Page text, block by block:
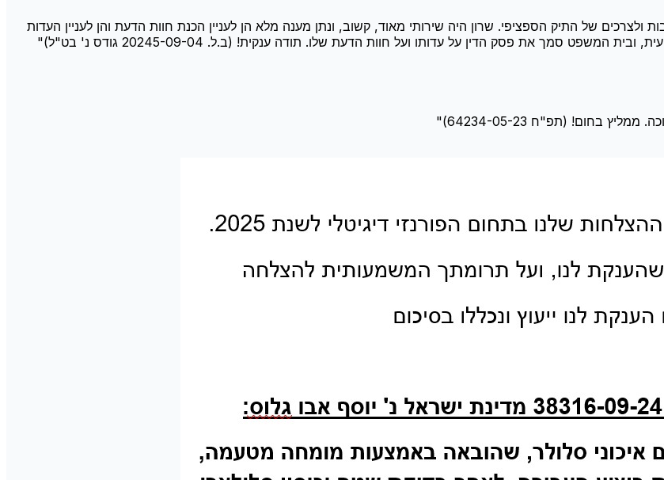
ולצרכים של התיק הספציפי. שרון היה שירותי מאוד, קשוב, ונתן מענה מלא הן לעניין הכנת חוות הדעת והן לעניין העדות
סמך את פסק הדין על עדותו ועל חוות הדעת שלו. תודה ענקית! (ב.ל. 20245-09-04 גודס נ' בט"ל)
"
בחום! (תפ"ח 64234-05-23)
"